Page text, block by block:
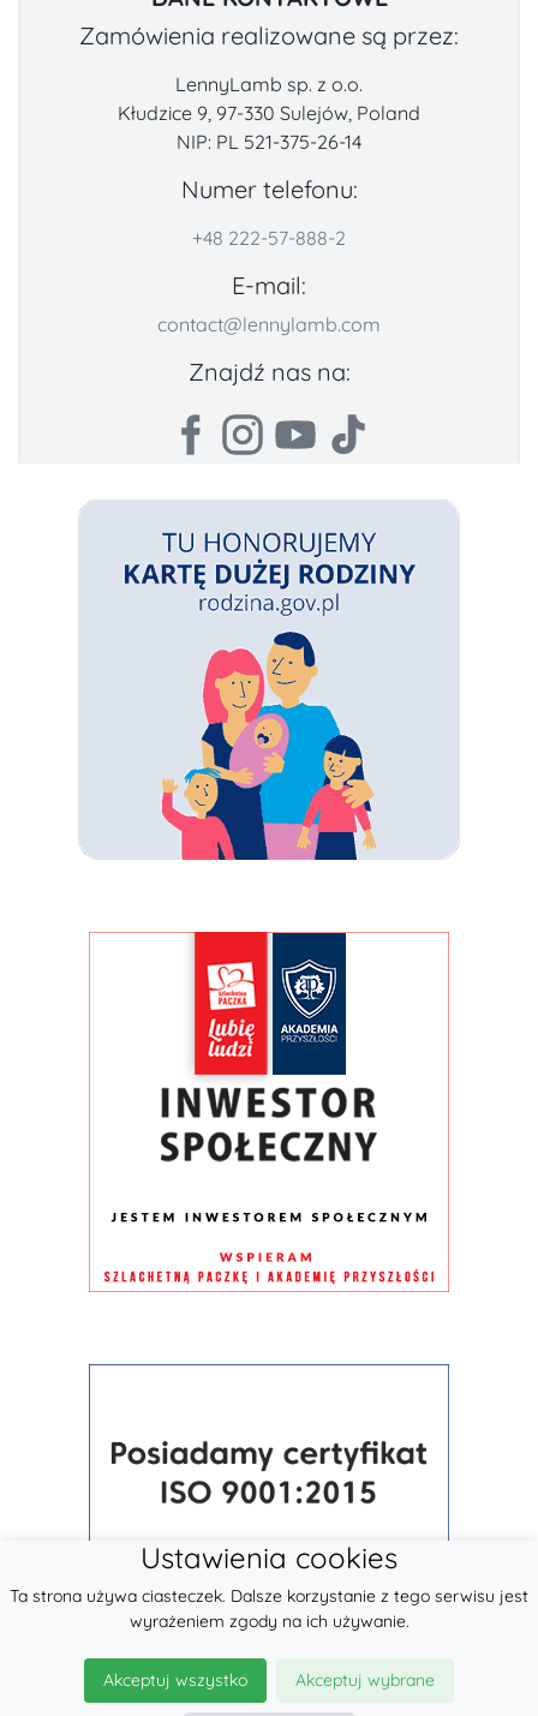
Zamówienia realizowane są przez:
LennyLamb sp. z o.o.
Kłudzice 9, 97-330 Sulejów, Poland
NIP: PL 521-375-26-14
Numer telefonu:
+48 222-57-888-2
E-mail:
contact@lennylamb.com
Znajdź nas na:
Ustawienia cookies
Ta strona używa ciasteczek. Dalsze korzystanie z tego serwisu jest
wyrażeniem zgody na ich używanie.
Akceptuj wszystko Akceptuj wybrane